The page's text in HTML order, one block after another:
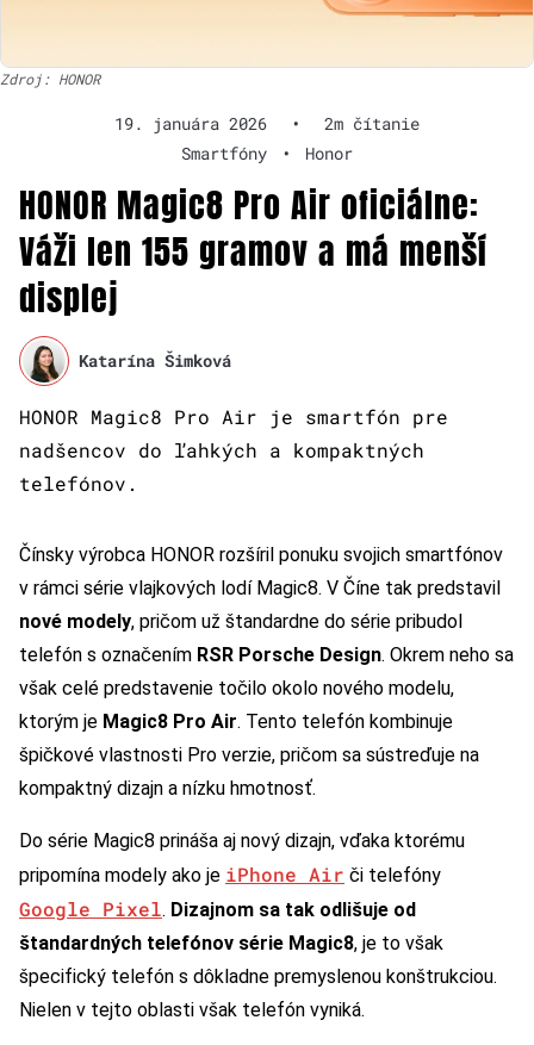
Zdroj: HONOR
19. januára 2026 •
2m čítanie
Smartfóny
• Honor
HONOR Magic8 Pro Air oficiálne:
Váži len 155 gramov a má menší
displej
Katarína Šimková
HONOR Magic8 Pro Air je smartfón pre
nadšencov do ľahkých a kompaktných
telefónov.
Čínsky výrobca HONOR rozšíril ponuku svojich smartfónov
v rámci série vlajkových lodí Magic8. V Číne tak predstavil
nové modely, pričom už štandardne do série pribudol
telefón s označením RSR Porsche Design. Okrem neho sa
však celé predstavenie točilo okolo nového modelu,
ktorým je Magic8 Pro Air. Tento telefón kombinuje
špičkové vlastnosti Pro verzie, pričom sa sústreďuje na
kompaktný dizajn a nízku hmotnosť.
Do série Magic8 prináša aj nový dizajn, vďaka ktorému
pripomína modely ako je iPhone Air či telefóny
Google Pixel. Dizajnom sa tak odlišuje od
štandardných telefónov série Magic8, je to však
špecifický telefón s dôkladne premyslenou konštrukciou.
Nielen v tejto oblasti však telefón vyniká.